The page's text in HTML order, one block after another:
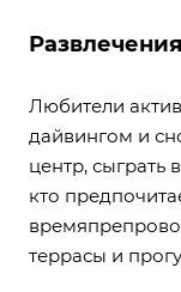
Любители
дайвингом и
центр, сыграть
кто
террасы и